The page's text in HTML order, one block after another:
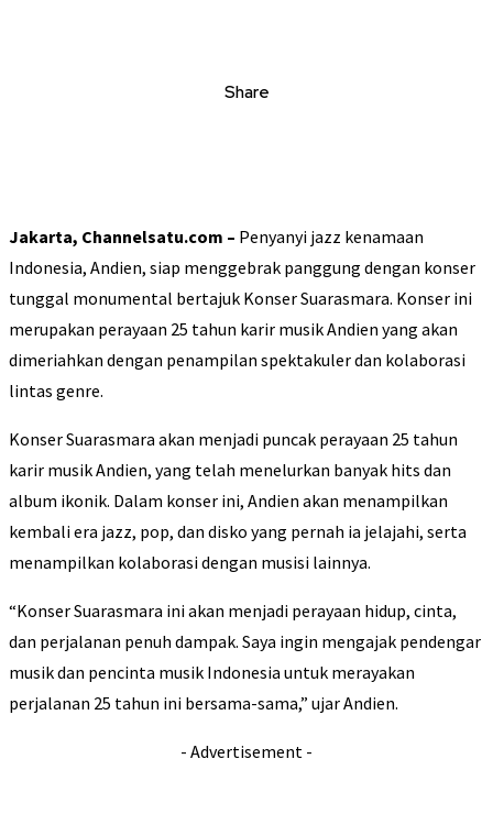
Share
Jakarta, Channelsatu.com – Penyanyi jazz kenamaan
Indonesia, Andien, siap menggebrak panggung dengan konser
tunggal monumental bertajuk Konser Suarasmara. Konser ini
merupakan perayaan 25 tahun karir musik Andien yang akan
dimeriahkan dengan penampilan spektakuler dan kolaborasi
lintas genre.
Konser Suarasmara akan menjadi puncak perayaan 25 tahun
karir musik Andien, yang telah menelurkan banyak hits dan
album ikonik. Dalam konser ini, Andien akan menampilkan
kembali era jazz, pop, dan disko yang pernah ia jelajahi, serta
menampilkan kolaborasi dengan musisi lainnya.
“Konser Suarasmara ini akan menjadi perayaan hidup, cinta,
dan perjalanan penuh dampak. Saya ingin mengajak pendengar
musik dan pencinta musik Indonesia untuk merayakan
perjalanan 25 tahun ini bersama-sama,” ujar Andien.
- Advertisement -